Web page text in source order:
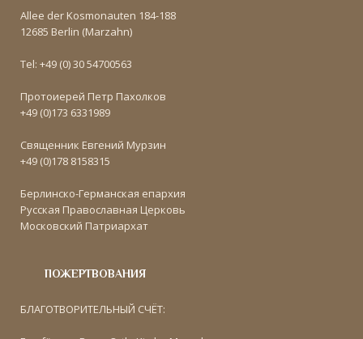
Allee der Kosmonauten 184-188
12685 Berlin (Marzahn)
Tel: +49 (0) 30 54700563
Протоиерей Петр Пахолков
+49 (0)173 6331989
Священник Евгений Мурзин
+49 (0)178 8158315
Берлинско-Германская епархия
Русская Православная Церковь
Московский Патриархат
ПОЖЕРТВОВАНИЯ
БЛАГОТВОРИТЕЛЬНЫЙ СЧЁТ: